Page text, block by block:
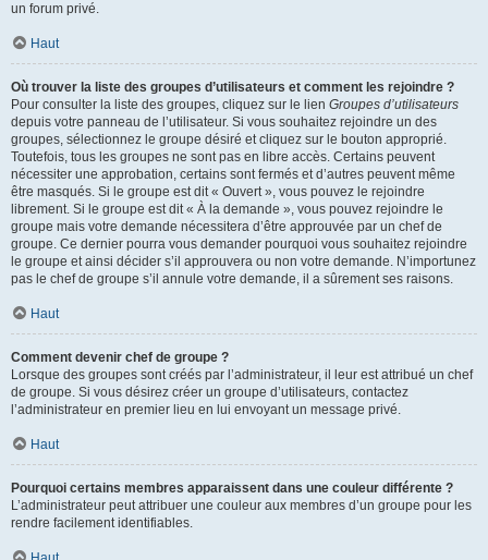
un forum privé.
Haut
Où trouver la liste des groupes d’utilisateurs et comment les rejoindre ?
Pour consulter la liste des groupes, cliquez sur le lien Groupes d’utilisateurs
depuis votre panneau de l’utilisateur. Si vous souhaitez rejoindre un des
groupes, sélectionnez le groupe désiré et cliquez sur le bouton approprié.
Toutefois, tous les groupes ne sont pas en libre accès. Certains peuvent
nécessiter une approbation, certains sont fermés et d’autres peuvent même
être masqués. Si le groupe est dit « Ouvert », vous pouvez le rejoindre
librement. Si le groupe est dit « À la demande », vous pouvez rejoindre le
groupe mais votre demande nécessitera d’être approuvée par un chef de
groupe. Ce dernier pourra vous demander pourquoi vous souhaitez rejoindre
le groupe et ainsi décider s’il approuvera ou non votre demande. N’importunez
pas le chef de groupe s’il annule votre demande, il a sûrement ses raisons.
Haut
Comment devenir chef de groupe ?
Lorsque des groupes sont créés par l’administrateur, il leur est attribué un chef
de groupe. Si vous désirez créer un groupe d’utilisateurs, contactez
l’administrateur en premier lieu en lui envoyant un message privé.
Haut
Pourquoi certains membres apparaissent dans une couleur différente ?
L’administrateur peut attribuer une couleur aux membres d’un groupe pour les
rendre facilement identifiables.